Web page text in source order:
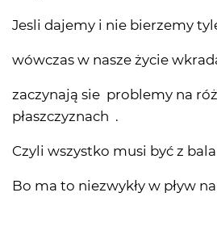
Jesli dajemy i nie bierzemy
wówczas w nasze życie
zaczynają sie problemy na
płaszczyznach .
Czyli wszystko musi być z
Bo ma to niezwykły w pływ